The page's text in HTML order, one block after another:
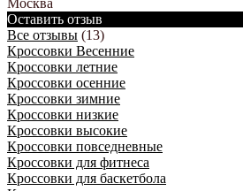
Москва
Оставить отзыв
Все отзывы (13)
Кроссовки Весенние
Кроссовки летние
Кроссовки осенние
Кроссовки зимние
Кроссовки низкие
Кроссовки высокие
Кроссовки повседневные
Кроссовки для фитнеса
Кроссовки для баскетбола